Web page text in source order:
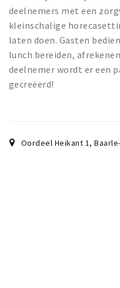
Activité
Piste cyclable
Marche et randonnées
deelnemers met een
kleinschalige
laten doen. Gasten
lunch bereiden,
deelnemer wordt er een
gecreëerd!
Oordeel Heikant 1,